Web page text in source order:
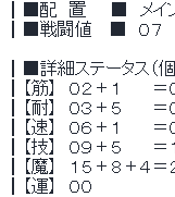
┃■配　置　　■　メイ
┃■戦闘値 　■　０７
┃■詳細ステータス（
┃【筋】　０２＋１　　 ＝
┃【耐】　０３＋５　　 ＝
┃【速】　０６＋１　　 ＝
┃【技】　０９＋５　　 ＝
┃【魔】　１５＋８＋４＝
┃【運】　００